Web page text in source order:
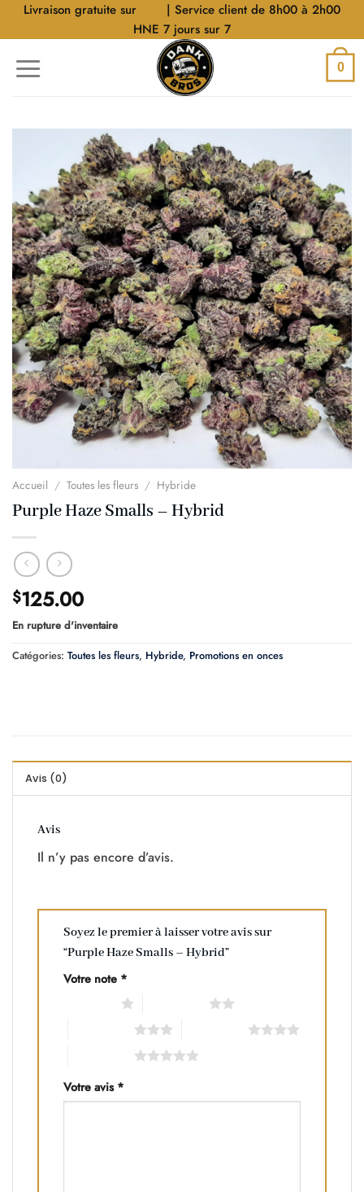
AllerLivraison gratuite sur
| Service client de 8h00 à 2h00
HNE 7 jours sur 7
0
Accueil / Toutes les fleurs / Hybride
Purple Haze Smalls – Hybrid
$125.00
En rupture d'inventaire
Catégories: Toutes les fleurs, Hybride, Promotions en onces
Avis (0)
Avis
Il n’y pas encore d’avis.
Soyez le premier à laisser votre avis sur
“Purple Haze Smalls – Hybrid”
Votre note *
Votre avis *